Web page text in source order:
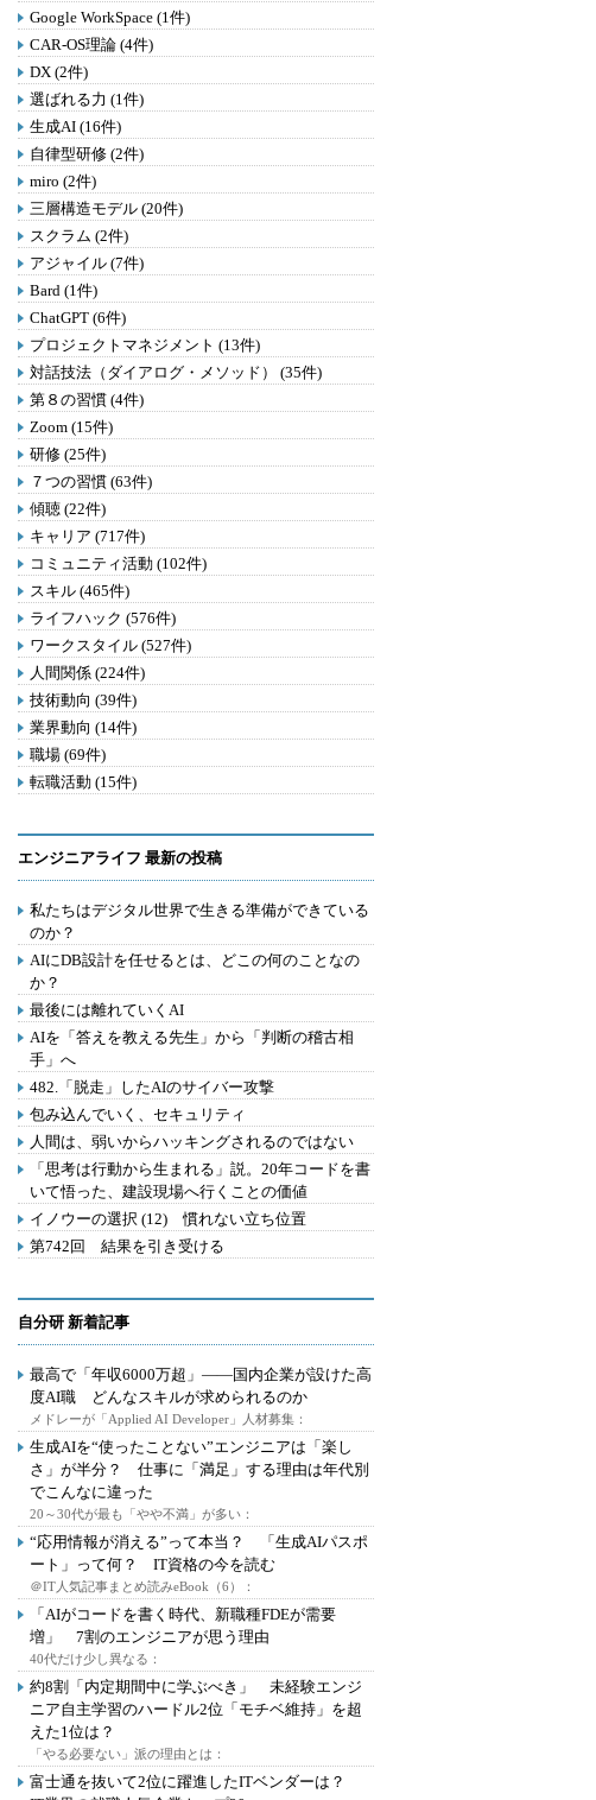
Google WorkSpace (1件)
CAR-OS理論 (4件)
DX (2件)
選ばれる力 (1件)
生成AI (16件)
自律型研修 (2件)
miro (2件)
三層構造モデル (20件)
スクラム (2件)
アジャイル (7件)
Bard (1件)
ChatGPT (6件)
プロジェクトマネジメント (13件)
対話技法（ダイアログ・メソッド） (35件)
第８の習慣 (4件)
Zoom (15件)
研修 (25件)
７つの習慣 (63件)
傾聴 (22件)
キャリア (717件)
コミュニティ活動 (102件)
スキル (465件)
ライフハック (576件)
ワークスタイル (527件)
人間関係 (224件)
技術動向 (39件)
業界動向 (14件)
職場 (69件)
転職活動 (15件)
エンジニアライフ 最新の投稿
私たちはデジタル世界で生きる準備ができている
のか？
AIにDB設計を任せるとは、どこの何のことなの
か？
最後には離れていくAI
AIを「答えを教える先生」から「判断の稽古相
手」へ
482.「脱走」したAIのサイバー攻撃
包み込んでいく、セキュリティ
人間は、弱いからハッキングされるのではない
「思考は行動から生まれる」説。20年コードを書
いて悟った、建設現場へ行くことの価値
イノウーの選択 (12) 慣れない立ち位置
第742回 結果を引き受ける
自分研 新着記事
最高で「年収6000万超」――国内企業が設けた高
度AI職 どんなスキルが求められるのか
メドレーが「Applied AI Developer」人材募集：
生成AIを“使ったことない”エンジニアは「楽し
さ」が半分？ 仕事に「満足」する理由は年代別
でこんなに違った
20～30代が最も「やや不満」が多い：
“応用情報が消える”って本当？ 「生成AIパスポ
ート」って何？ IT資格の今を読む
＠IT人気記事まとめ読みeBook（6）：
「AIがコードを書く時代、新職種FDEが需要
増」 7割のエンジニアが思う理由
40代だけ少し異なる：
約8割「内定期間中に学ぶべき」 未経験エンジ
ニア自主学習のハードル2位「モチベ維持」を超
えた1位は？
「やる必要ない」派の理由とは：
富士通を抜いて2位に躍進したITベンダーは？